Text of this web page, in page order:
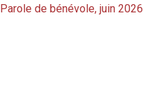
Parole de bénévole, juin 2026